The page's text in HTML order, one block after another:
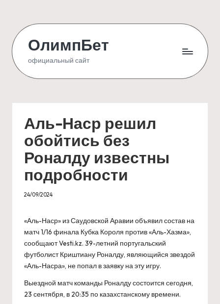
content
ОлимпБет
официальный сайт
Аль-Наср решил
обойтись без
Роналду известны
подробности
24/09/2024
«Аль-Наср» из Саудовской Аравии объявил состав на
матч 1/16 финала Кубка Короля против «Аль-Хазма»,
сообщают Vesti.kz. 39-летний португальский
футболист Криштиану Роналду, являющийся звездой
«Аль-Насра», не попал в заявку на эту игру.
Выездной матч команды Роналду состоится сегодня,
23 сентября, в 20:35 по казахстанскому времени.